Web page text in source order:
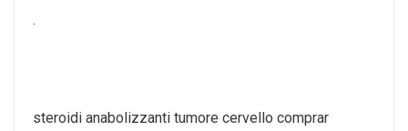
.
steroidi anabolizzanti tumore cervello comprar